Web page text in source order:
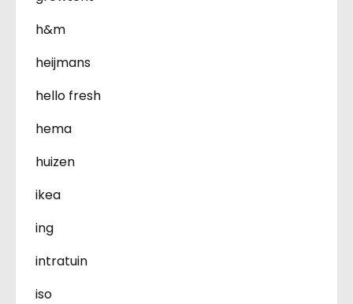
h&m
heijmans
hello fresh
hema
huizen
ikea
ing
intratuin
iso